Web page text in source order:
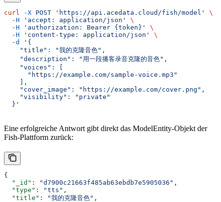
curl -X POST 'https://api.acedata.cloud/fish/model'
\
  -H
'accept: application/json'
\
  -H
'authorization: Bearer {token}'
\
  -H
'content-type: application/json'
\
  -d
'{
    "title": "我的克隆音色",
    "description": "用一段播客录音克隆的音色",
    "voices": [
      "https://example.com/sample-voice.mp3"
    ],
    "cover_image": "https://example.com/cover.png",
    "visibility": "private"
  }'
Eine erfolgreiche Antwort gibt direkt das ModelEntity-Objekt der
Fish-Plattform zurück:
{
  "_id"
: "d7900c21663f485ab63ebdb7e5905036" ,
  "type"
: "tts" ,
  "title"
: "我的克隆音色" ,